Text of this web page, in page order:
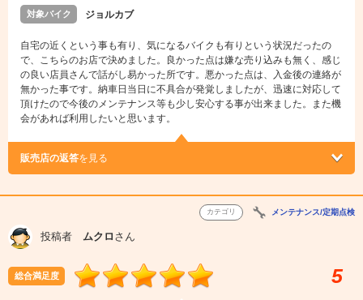
対象バイク ジョルカブ
自宅の近くという事も有り、気になるバイクも有りという状況だったの
で、こちらのお店で決めました。良かった点は嫌な売り込みも無く、感じ
の良い店員さんで話がし易かった所です。悪かった点は、入金後の連絡が
無かった事です。納車日当日に不具合が発覚しましたが、迅速に対応して
頂けたので今後のメンテナンス等も少し安心する事が出来ました。また機
会があれば利用したいと思います。
販売店の返答を見る
カテゴリ メンテナンス/定期点検
投稿者 ムクロ さん
総合満足度 5